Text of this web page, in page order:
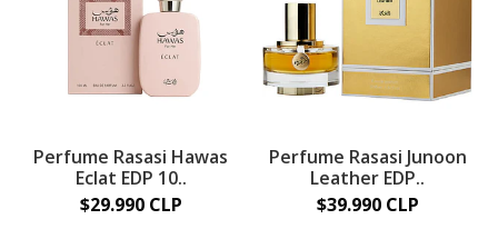
Perfume Rasasi Hawas
Eclat EDP 10..
$29.990 CLP
Perfume Rasasi Junoon
Leather EDP..
$39.990 CLP